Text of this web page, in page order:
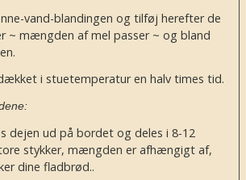
vand-blandingen og tilføj herefter de
~ mængden af mel passer ~ og bland
i stuetemperatur en halv times tid.
dejen ud på bordet og deles i 8-12
stykker, mængden er afhængigt af,
dine fladbrød..